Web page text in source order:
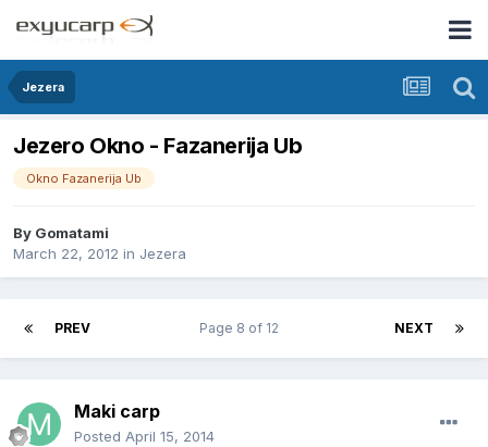
Jezera
Jezero Okno - Fazanerija Ub
Okno Fazanerija Ub
By Gomatami
March 22, 2012 in Jezera
PREV NEXT
Page 8 of 12
Maki carp
Posted April 15, 2014